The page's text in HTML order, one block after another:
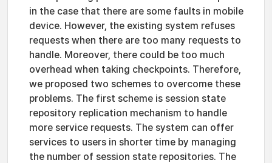
in the case that there are some faults in mobile
device. However, the existing system refuses
requests when there are too many requests to
handle. Moreover, there could be too much
overhead when taking checkpoints. Therefore,
we proposed two schemes to overcome these
problems. The first scheme is session state
repository replication mechanism to handle
more service requests. The system can offer
services to users in shorter time by managing
the number of session state repositories. The